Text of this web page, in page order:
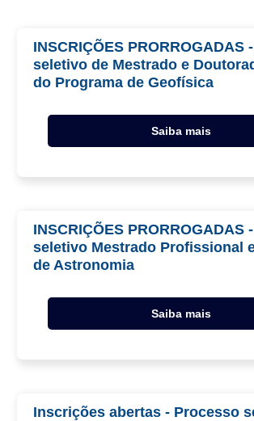
INSCRIÇÕES PRORROGADAS
seletivo de Mestrado e
do Programa de Geofísica
Saiba mais
INSCRIÇÕES PRORROGADAS
seletivo Mestrado Profissional
de Astronomia
Saiba mais
Inscrições abertas - Processo